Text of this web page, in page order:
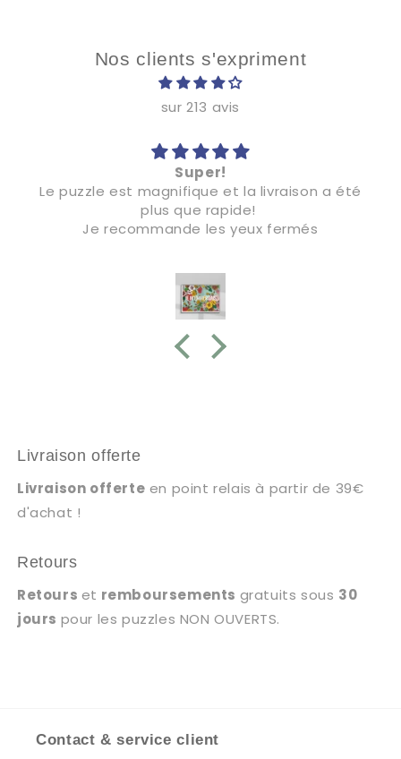
Nos clients s'expriment
sur 213 avis
Super!
Le puzzle est magnifique et la livraison a été
plus que rapide!
Je recommande les yeux fermés
Livraison offerte
Livraison offerte en point relais à partir de 39€
d'achat !
Retours
Retours et remboursements gratuits sous 30
jours pour les puzzles NON OUVERTS.
Contact & service client